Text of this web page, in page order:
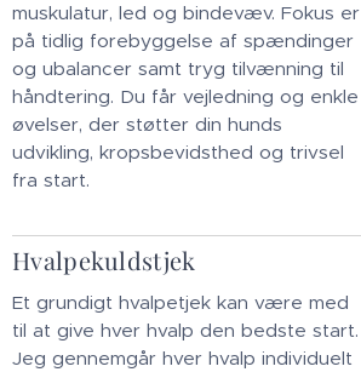
muskulatur, led og bindevæv. Fokus er
på tidlig forebyggelse af spændinger
og ubalancer samt tryg tilvænning til
håndtering. Du får vejledning og enkle
øvelser, der støtter din hunds
udvikling, kropsbevidsthed og trivsel
fra start.
Hvalpekuldstjek
Et grundigt hvalpetjek kan være med
til at give hver hvalp den bedste start.
Jeg gennemgår hver hvalp individuelt